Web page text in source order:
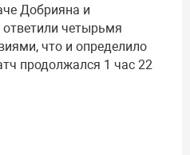
Добрияна и
четырьмя
что и определило
продолжался 1 час 22